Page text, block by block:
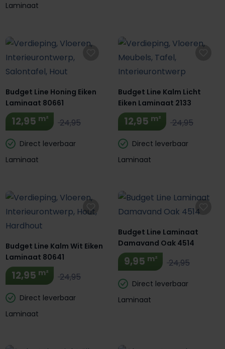
Laminaat
Budget Line Honing Eiken
Laminaat 80661
12,95 m² 24,95
Direct leverbaar
Laminaat
Budget Line Kalm Licht
Eiken Laminaat 2133
12,95 m² 24,95
Direct leverbaar
Laminaat
Budget Line Kalm Wit Eiken
Laminaat 80641
12,95 m² 24,95
Direct leverbaar
Laminaat
Budget Line Laminaat
Damavand Oak 4514
9,95 m² 24,95
Direct leverbaar
Laminaat